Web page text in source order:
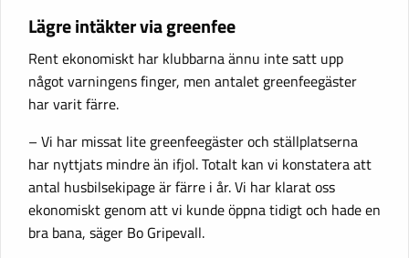
Lägre intäkter via greenfee
Rent ekonomiskt har klubbarna ännu inte satt upp
något varningens finger, men antalet greenfeegäster
har varit färre.
– Vi har missat lite greenfeegäster och ställplatserna
har nyttjats mindre än ifjol. Totalt kan vi konstatera att
antal husbilsekipage är färre i år. Vi har klarat oss
ekonomiskt genom att vi kunde öppna tidigt och hade en
bra bana, säger Bo Gripevall.